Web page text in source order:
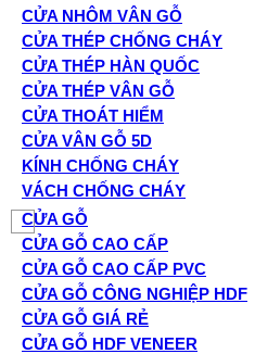
CỬA NHÔM VÂN GỖ
CỬA THÉP CHỐNG CHÁY
CỬA THÉP HÀN QUỐC
CỬA THÉP VÂN GỖ
CỬA THOÁT HIỂM
CỬA VÂN GỖ 5D
KÍNH CHỐNG CHÁY
VÁCH CHỐNG CHÁY
CỬA GỖ
CỬA GỖ CAO CẤP
CỬA GỖ CAO CẤP PVC
CỬA GỖ CÔNG NGHIỆP HDF
CỬA GỖ GIÁ RẺ
CỬA GỖ HDF VENEER